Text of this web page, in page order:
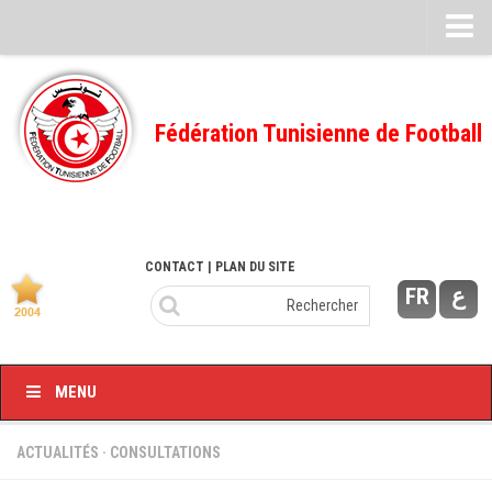
Feuille de match
FMI – 2022/2023
Ligue I – 2022/2023
Ligue I – 2020/2021
Ligue I – 2019/2020
Feuilles de match 2018/2019
Fédération Tunisienne de Football
FR ع
CONTACT | PLAN DU SITE
MENU
ACTUALITÉS · CONSULTATIONS